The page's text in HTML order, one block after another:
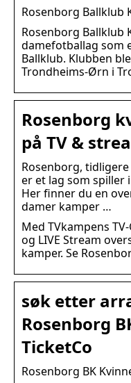
Rosenborg Ballklub
Rosenborg Ballklub
damefotballag som
Ballklub. Klubben
Trondheims-Ørn i
Rosenborg
på TV &
Rosenborg,
er et lag som spiller
Her finner du en
damer kamper …
Med TVkampens
og LIVE Stream
kamper. Se
søk etter
Rosenborg
TicketCo
Rosenborg BK